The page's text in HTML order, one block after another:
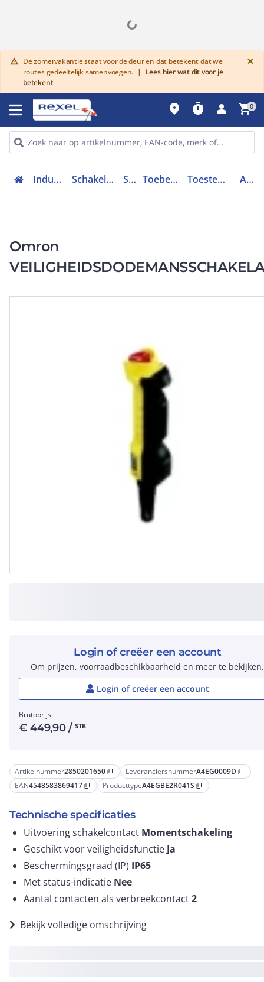
warning De zomervakantie staat voor de deur en dat betekent dat we
routes gedeeltelijk samenvoegen. |
Lees hier wat dit voor je
betekent
×
place timer person shopping_cart0
Industriele componenten Schakelen, bedienen en signaleren Schakelaars Toebehoren voor schakelaars Toestemmings- validatieschakelaar A4EG0009D
Omron
Artikelnummer2850201650 content_copy LeveranciersnummerA4EG0009D content_copy
EAN4548583869417 content_copy ProducttypeA4EGBE2R041S content_copy
Technische specificaties
Uitvoering schakelcontact Momentschakeling
Geschikt voor veiligheidsfunctie Ja
Beschermingsgraad (IP) IP65
Met status-indicatie Nee
Aantal contacten als verbreekcontact2
Bekijk volledige omschrijving
Login of creëer een account
Om prijzen, voorraadbeschikbaarheid en meer te bekijken.
Login of creëer een account
Brutoprijs
€449,90/ STK